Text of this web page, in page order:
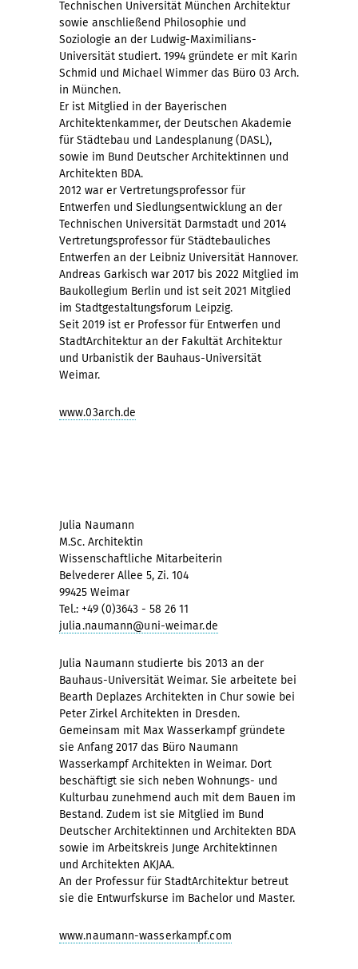
Technischen Universität München Architektur
sowie anschließend Philosophie und
Soziologie an der Ludwig-Maximilians-
Universität studiert. 1994 gründete er mit Karin
Schmid und Michael Wimmer das Büro 03 Arch.
in München.
Er ist Mitglied in der Bayerischen
Architektenkammer, der Deutschen Akademie
für Städtebau und Landesplanung (DASL),
sowie im Bund Deutscher Architektinnen und
Architekten BDA.
2012 war er Vertretungsprofessor für
Entwerfen und Siedlungsentwicklung an der
Technischen Universität Darmstadt und 2014
Vertretungsprofessor für Städtebauliches
Entwerfen an der Leibniz Universität Hannover.
Andreas Garkisch war 2017 bis 2022 Mitglied im
Baukollegium Berlin und ist seit 2021 Mitglied
im Stadtgestaltungsforum Leipzig.
Seit 2019 ist er Professor für Entwerfen und
StadtArchitektur an der Fakultät Architektur
und Urbanistik der Bauhaus-Universität
Weimar.
www.03arch.de
Julia Naumann
M.Sc. Architektin
Wissenschaftliche Mitarbeiterin
Belvederer Allee 5, Zi. 104
99425 Weimar
Tel.: +49 (0)3643 - 58 26 11
julia.naumann@uni-weimar.de
Julia Naumann studierte bis 2013 an der
Bauhaus-Universität Weimar. Sie arbeitete bei
Bearth Deplazes Architekten in Chur sowie bei
Peter Zirkel Architekten in Dresden.
Gemeinsam mit Max Wasserkampf gründete
sie Anfang 2017 das Büro Naumann
Wasserkampf Architekten in Weimar. Dort
beschäftigt sie sich neben Wohnungs- und
Kulturbau zunehmend auch mit dem Bauen im
Bestand. Zudem ist sie Mitglied im Bund
Deutscher Architektinnen und Architekten BDA
sowie im Arbeitskreis Junge Architektinnen
und Architekten AKJAA.
An der Professur für StadtArchitektur betreut
sie die Entwurfskurse im Bachelor und Master.
www.naumann-wasserkampf.com